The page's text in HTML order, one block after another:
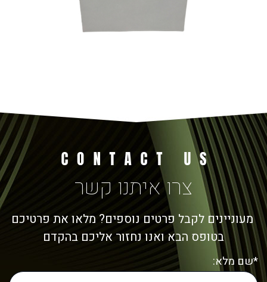
צרו איתנו קשר
מעוניינים לקבל פרטים נוספים? מלאו את פרטיכם
בטופס הבא ואנו נחזור אליכם בהקדם
*שם מלא: